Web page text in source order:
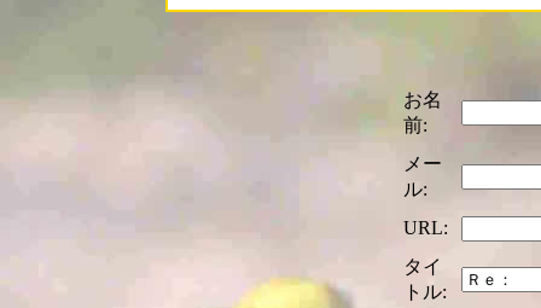
お名
前:
メー
ル:
URL:
タイ
トル: